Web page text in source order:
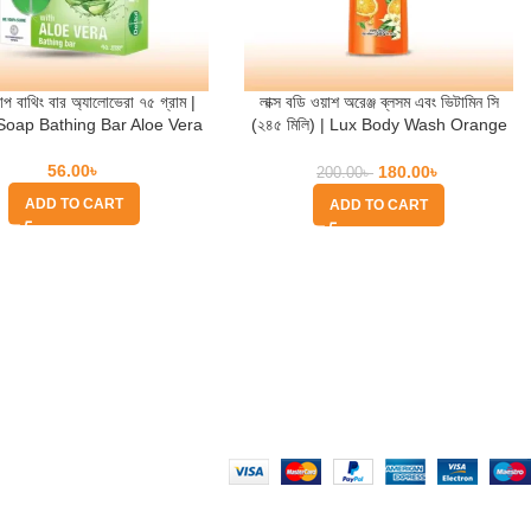
বাথিং বার অ্যালোভেরা ৭৫ গ্রাম |
Bathing Bar Aloe Vera
56.00৳
ADD TO CART
লাক্স বডি ওয়াশ অরেঞ্জ ব্লসম এবং ভিটামিন সি
(২৪৫ মিলি) | Lux Body Wash Orange
200.00৳ 180.00৳
ADD TO CART